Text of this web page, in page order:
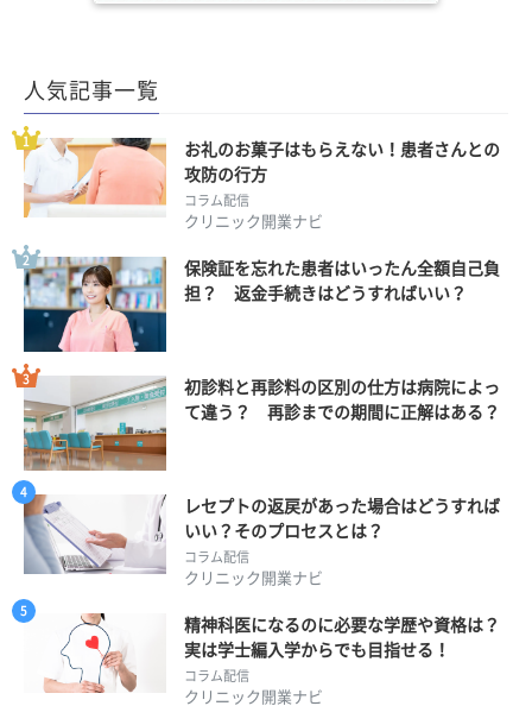
人気記事一覧
お礼のお菓子はもらえない！患者さんとの
攻防の行方
コラム配信
クリニック開業ナビ
保険証を忘れた患者はいったん全額自己負
担？ 返金手続きはどうすればいい？
初診料と再診料の区別の仕方は病院によっ
て違う？ 再診までの期間に正解はある？
レセプトの返戻があった場合はどうすれば
いい？そのプロセスとは？
コラム配信
クリニック開業ナビ
精神科医になるのに必要な学歴や資格は？
実は学士編入学からでも目指せる！
コラム配信
クリニック開業ナビ